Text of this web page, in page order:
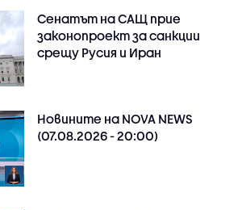
Сенатът на САЩ прие
законопроект за санкции
срещу Русия и Иран
Новините на NOVA NEWS
(07.08.2026 - 20:00)